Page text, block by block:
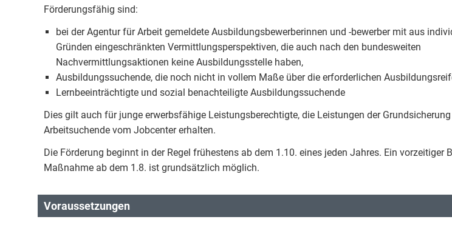
Förderungsfähig sind:
bei der Agentur für Arbeit gemeldete Ausbildungsbewerberinnen und -bewerber mit aus
Gründen eingeschränkten Vermittlungsperspektiven, die auch nach den bundesweiten
Nachvermittlungsaktionen keine Ausbildungsstelle haben,
Ausbildungssuchende, die noch nicht in vollem Maße über die erforderlichen
Lernbeeinträchtigte und sozial benachteiligte Ausbildungssuchende
Dies gilt auch für junge erwerbsfähige Leistungsberechtigte, die Leistungen der
Arbeitsuchende vom Jobcenter erhalten.
Die Förderung beginnt in der Regel frühestens ab dem 1.10. eines jeden Jahres. Ein vorzeitiger
Maßnahme ab dem 1.8. ist grundsätzlich möglich.
Voraussetzungen